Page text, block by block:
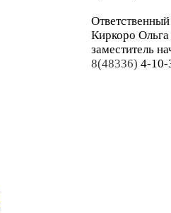
Киркоро
заместитель
8(48336) 4-10-